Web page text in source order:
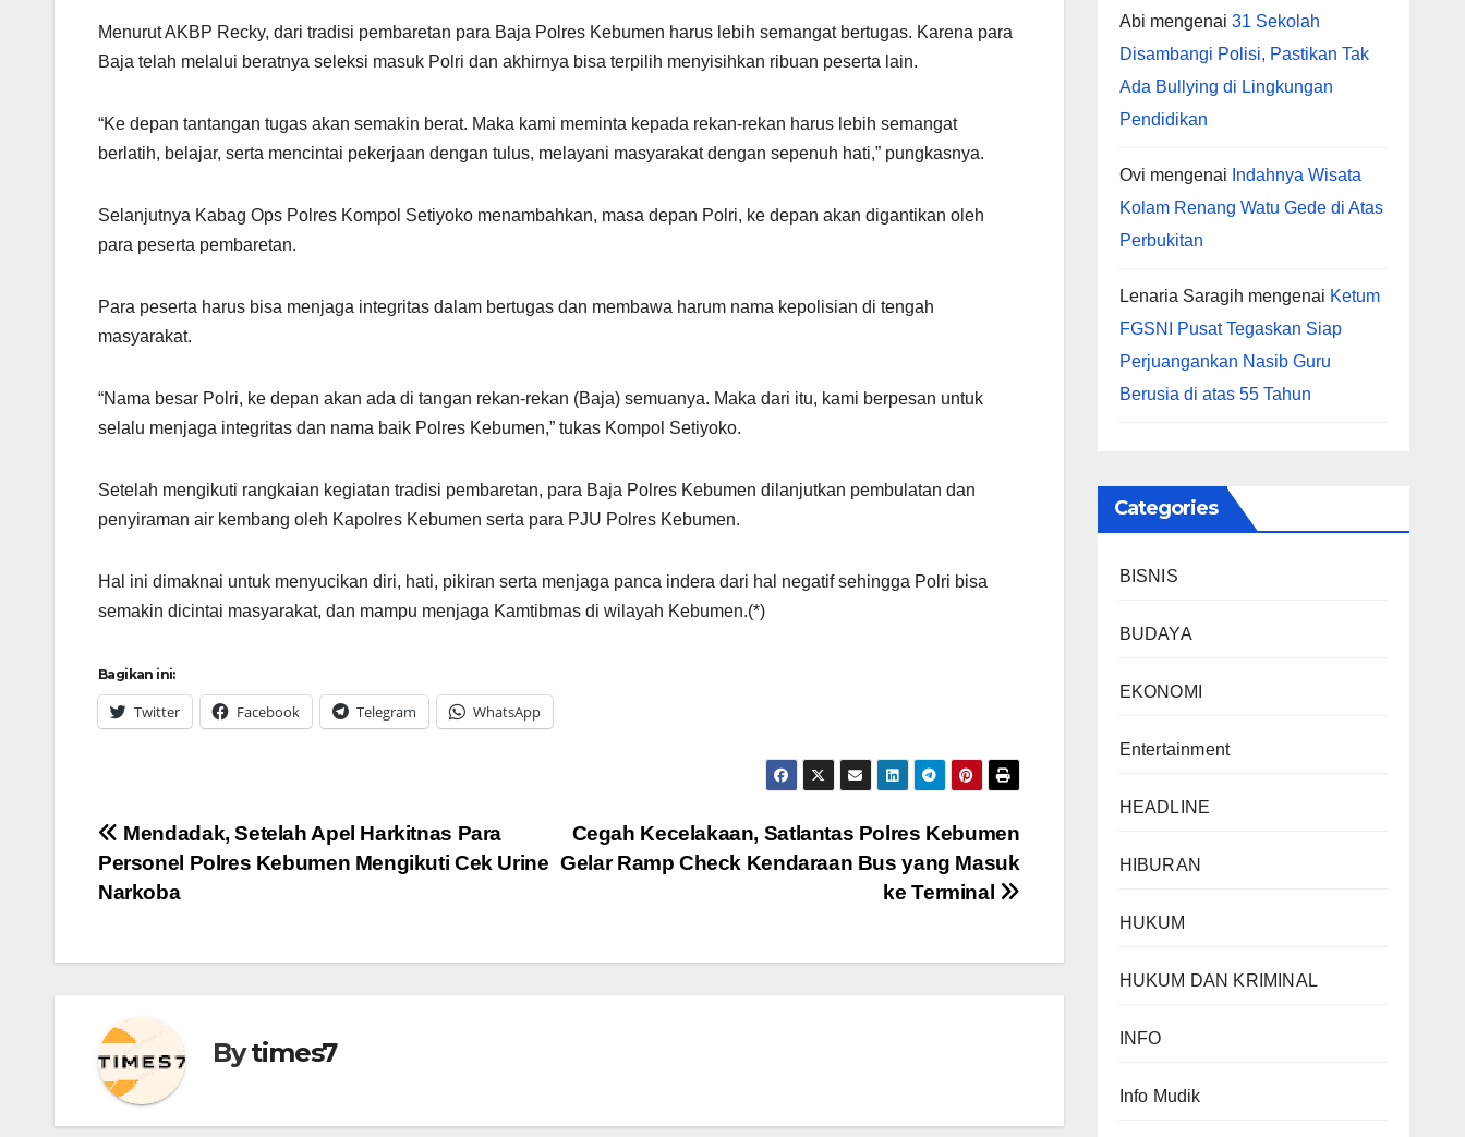
Menurut AKBP Recky, dari tradisi pembaretan para Baja Polres Kebumen harus lebih semangat bertugas. Karena para
Baja telah melalui beratnya seleksi masuk Polri dan akhirnya bisa terpilih menyisihkan ribuan peserta lain.
“Ke depan tantangan tugas akan semakin berat. Maka kami meminta kepada rekan-rekan harus lebih semangat
berlatih, belajar, serta mencintai pekerjaan dengan tulus, melayani masyarakat dengan sepenuh hati,” pungkasnya.
Selanjutnya Kabag Ops Polres Kompol Setiyoko menambahkan, masa depan Polri, ke depan akan digantikan oleh
para peserta pembaretan.
Para peserta harus bisa menjaga integritas dalam bertugas dan membawa harum nama kepolisian di tengah
masyarakat.
“Nama besar Polri, ke depan akan ada di tangan rekan-rekan (Baja) semuanya. Maka dari itu, kami berpesan untuk
selalu menjaga integritas dan nama baik Polres Kebumen,” tukas Kompol Setiyoko.
Setelah mengikuti rangkaian kegiatan tradisi pembaretan, para Baja Polres Kebumen dilanjutkan pembulatan dan
penyiraman air kembang oleh Kapolres Kebumen serta para PJU Polres Kebumen.
Hal ini dimaknai untuk menyucikan diri, hati, pikiran serta menjaga panca indera dari hal negatif sehingga Polri bisa
semakin dicintai masyarakat, dan mampu menjaga Kamtibmas di wilayah Kebumen.(*)
Bagikan ini:
Twitter Facebook Telegram WhatsApp
Navigasi
pos
Cegah Kecelakaan, Satlantas Polres Kebumen
Gelar Ramp Check Kendaraan Bus yang Masuk
ke Terminal
Mendadak, Setelah Apel Harkitnas Para
Personel Polres Kebumen Mengikuti Cek Urine
Narkoba
Bytimes7
Abi mengenai 31 Sekolah
Disambangi Polisi, Pastikan Tak
Ada Bullying di Lingkungan
Pendidikan
Ovi mengenai Indahnya Wisata
Kolam Renang Watu Gede di Atas
Perbukitan
Lenaria Saragih mengenai Ketum
FGSNI Pusat Tegaskan Siap
Perjuangankan Nasib Guru
Berusia di atas 55 Tahun
Categories
BISNIS
BUDAYA
EKONOMI
Entertainment
HEADLINE
HIBURAN
HUKUM
HUKUM DAN KRIMINAL
INFO
Info Mudik